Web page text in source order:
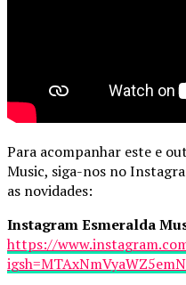
Para acompanhar este e
Music, siga-nos no
as novidades:
Instagram Esmeralda
https://